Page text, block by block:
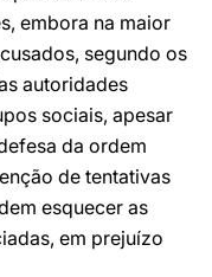
embora na maior
segundo os
autoridades
sociais, apesar
da ordem
de tentativas
esquecer as
em prejuízo